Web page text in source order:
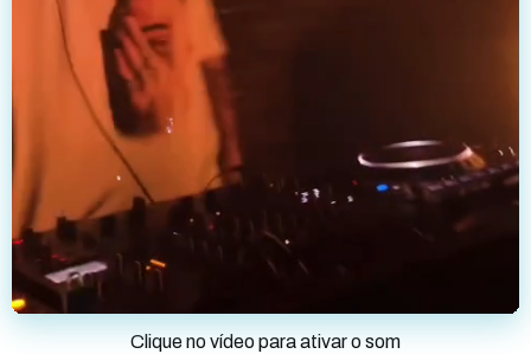
Clique no vídeo para ativar o som